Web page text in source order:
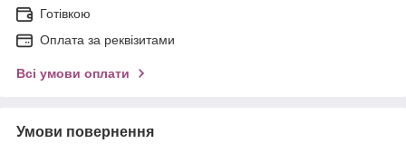
Готівкою
Оплата за реквізитами
Всі умови оплати
Умови повернення